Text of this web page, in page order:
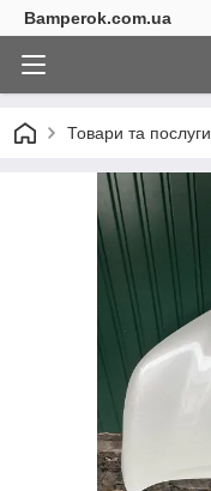
Bamperok.com.ua
Товари та послуги